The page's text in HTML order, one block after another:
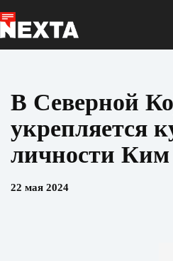
к
сути
В Северной
укрепляется
личности
22 мая 2024